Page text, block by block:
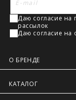
Даю согласие
рассылок
Даю согласие на
О БРЕНДЕ
КАТАЛОГ
наиболее
Регионы России,
Предварительно
Intellect Money.